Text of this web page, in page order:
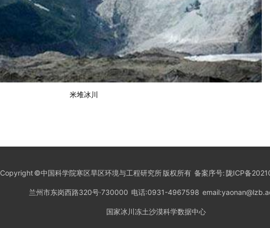
米堆冰川
Copyright ©中国科学院寒区旱区环境与工程研究所 版权所有 备案序号:陇ICP备
兰州市东岗西路320号·730000 电话:0931-4967598
国家冰川冻土沙漠科学数据中心